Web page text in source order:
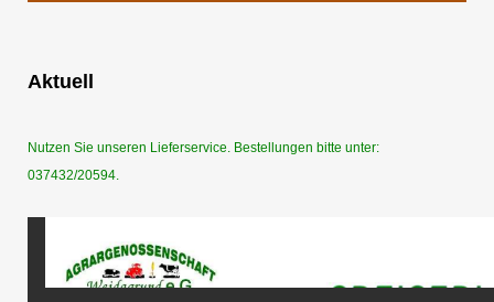
Aktuell
Nutzen Sie unseren Lieferservice. Bestellungen bitte unter:
037432/20594.